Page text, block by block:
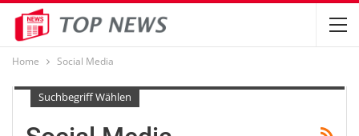
Home Social Media
Suchbegriff Wählen